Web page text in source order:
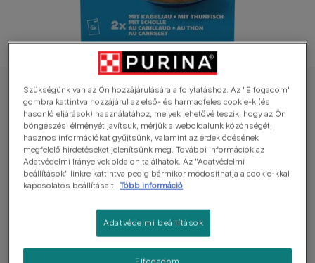
FELIX levesek macskáknak
FELIX Soup Tender Strips nedves eledel
felnőtt macskáknak halas válogatás
Még nincs értékelés
Ízletes kiegészítő eledel felnőtt macskáknak
étkezések előtt vagy között.
Szükségünk van az Ön hozzájárulására a folytatáshoz. Az "Elfogadom"
gombra kattintva hozzájárul az első- és harmadfeles cookie-k (és
hasonló eljárások) használatához, melyek lehetővé teszik, hogy az Ön
böngészési élményét javítsuk, mérjük a weboldalunk közönségét,
hasznos információkat gyűjtsünk, valamint az érdeklődésének
megfelelő hirdetéseket jelenítsünk meg. További információk az
Adatvédelmi Irányelvek oldalon találhatók. Az "Adatvédelmi
beállítások" linkre kattintva pedig bármikor módosíthatja a cookie-kkal
kapcsolatos beállításait. Több információ
Adatvédelmi beállítások